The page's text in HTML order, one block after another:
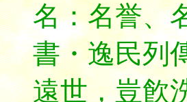
名：名誉、
書・逸民列
遠世，豈飮